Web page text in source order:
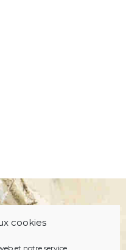
cookies
et notre service.